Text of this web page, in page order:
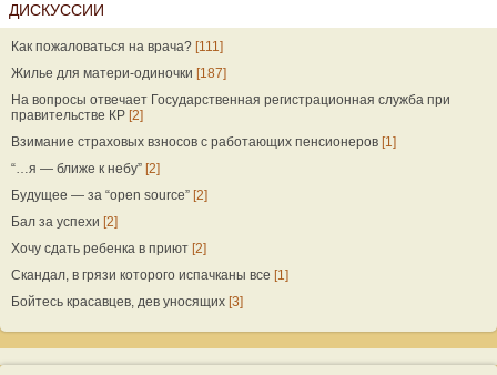
ДИСКУССИИ
Как пожаловаться на врача? [111]
Жилье для матери-одиночки [187]
На вопросы отвечает Государственная регистрационная служба при
правительстве КР [2]
Взимание страховых взносов с работающих пенсионеров [1]
“…я — ближе к небу” [2]
Будущее — за “open source” [2]
Бал за успехи [2]
Хочу сдать ребенка в приют [2]
Скандал, в грязи которого испачканы все [1]
Бойтесь красавцев, дев уносящих [3]